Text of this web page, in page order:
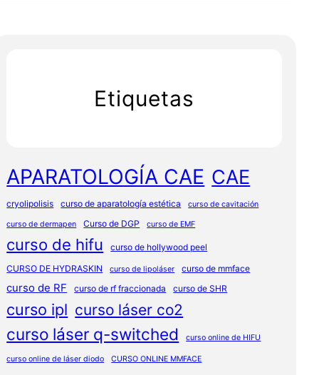
Etiquetas
APARATOLOGÍA CAE CAE
cryolipolisis curso de aparatología estética curso de cavitación
curso de dermapen Curso de DGP curso de EMF
curso de hifu
curso de hollywood peel
CURSO DE HYDRASKIN
curso de lipoláser curso de mmface
curso de RF curso de rf fraccionada curso de SHR
curso ipl curso láser co2
curso láser q-switched curso online de HIFU
curso online de láser diodo CURSO ONLINE MMFACE